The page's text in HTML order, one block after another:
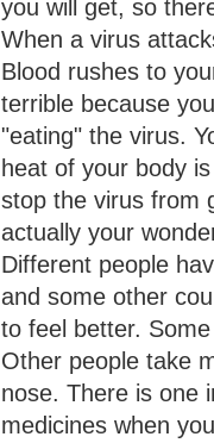
you will get, so
When a virus
Blood rushes to
terrible because
"eating" the virus.
heat of your body
stop the virus from
actually your
Different people
and some other
to feel better.
Other people take
nose. There is one
medicines when